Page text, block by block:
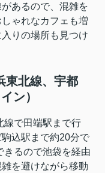
あるので、混雑を
ゃれなカフェも増
りの場所も見つけ
東北線、宇都
ン）
線で田端駅まで行
込駅まで約20分で
きるので池袋を経由
を避けながら移動